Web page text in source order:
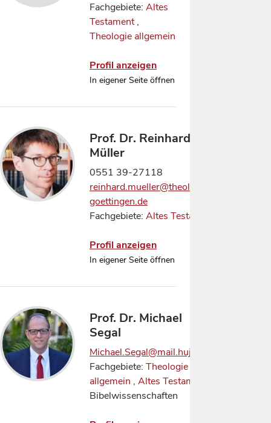
Fachgebiete: Altes
Testament,
Theologie allgemein
Profil anzeigen
In eigener Seite öffnen
Prof. Dr. Reinhard
Müller
0551 39-27118
reinhard.mueller@theologie.uni-
goettingen.de
Fachgebiete: Altes Testament
Profil anzeigen
In eigener Seite öffnen
Prof. Dr. Michael
Segal
Michael.Segal@mail.huji.ac.il
Fachgebiete: Theologie
allgemein , Altes Testament
Bibelwissenschaften